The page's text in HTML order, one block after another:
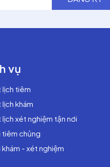
vụ
tiêm
khám
xét nghiệm tận nơi
chủng
- xét nghiệm